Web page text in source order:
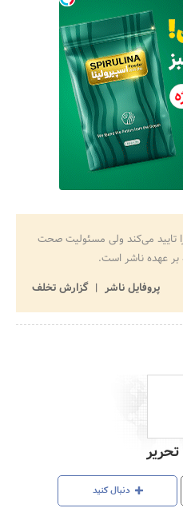
تایید می‌کند ولی مسئولیت صحت
عهده ناشر است.
پروفایل ناشر
گزارش تخلف
تحریر
دنبال کنید